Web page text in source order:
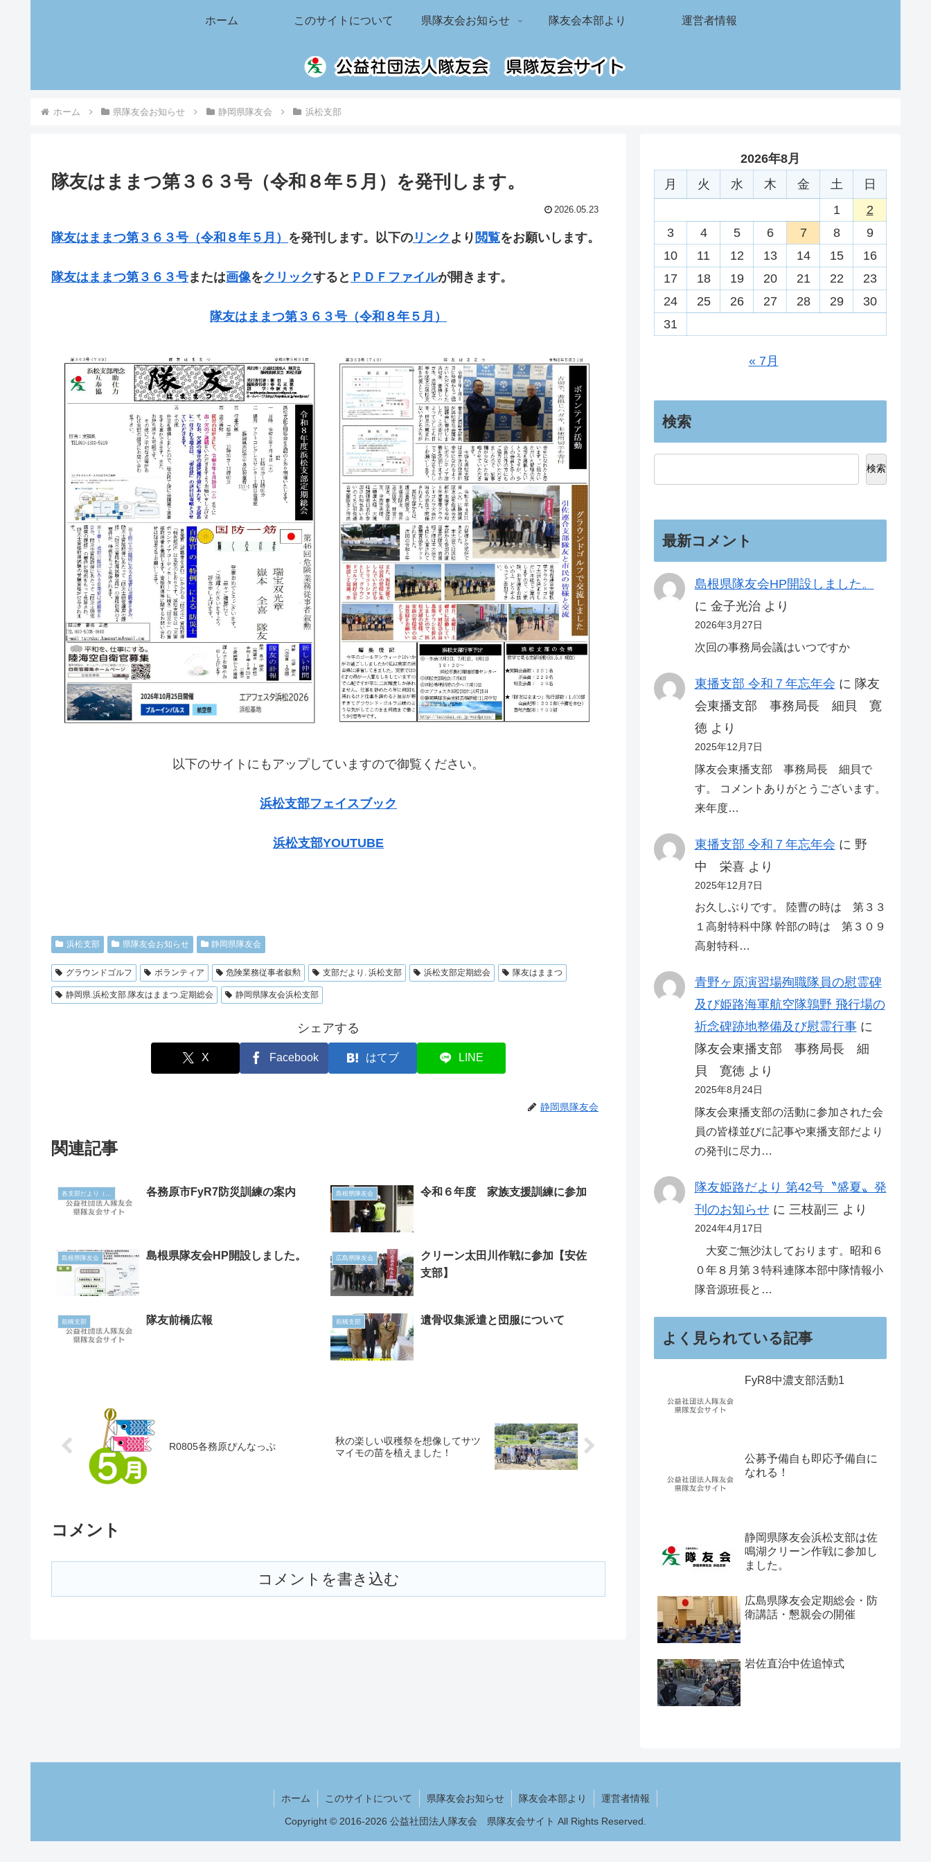
ホーム このサイトについて 県隊友会お知らせ 隊友会本部より 運営者情報
ホーム 県隊友会お知らせ 静岡県隊友会 浜松支部
隊友はままつ第３６３号（令和８年５月）を発刊します。
2026.05.23
隊友はままつ第３６３号（令和８年５月） を発刊します。以下の リンク より 閲覧をお願いします。
隊友はままつ第３６３号または画像をクリックすると ＰＤＦファイルが開きます。
隊友はままつ第３６３号（令和８年５ 月）
以下のサイトにもアップしていますので御覧ください。
浜松支部フェイスブック
浜松支部YOUTUBE
浜松支部 県隊友会お知らせ 静岡県隊友会
グラウンドゴルフ ボランティア 危険業務従事者叙勲 支部だより. 浜松支部 浜松支部定期総会 隊友はままつ
静岡県.浜松支部.隊友はままつ.定期総会 静岡県隊友会浜松支部
シェアする
X Facebook はてブ LINE
静岡県隊友会
関連記事
各支部だより（岐阜） 各務原市FyR7防災訓練の案内 島根県隊友会 令和６年度 家族支援訓練に参加
島根県隊友会 島根県隊友会HP開設しました。 広島県隊友会
クリーン太田川作戦に参加【安佐
支部】
前橋支部 隊友前橋広報 前橋支部 遺骨収集派遣と団服について
R0805各務原ぴんなっぷ
秋の楽しい収穫祭を想像してサツ
マイモの苗を植えました！
コメント
コメントを書き込む
2026年8月
月
火 水 木 金 土
日
1
2
3
4 5 6 7 8
9
10
11 12 13 14 15
16
17
18 19 20 21 22
23
24
25 26 27 28 29
30
31
« 7月
検索
検索
最新コメント
島根県隊友会HP開設しました。
に 金子光治より
2026年3月27日
次回の事務局会議はいつですか
東播支部 令和７年忘年会 に 隊友
会東播支部 事務局長 細貝 寛
徳より
2025年12月7日
隊友会東播支部 事務局長 細貝で
す。 コメントありがとうございます。
来年度…
東播支部 令和７年忘年会 に 野
中 栄喜より
2025年12月7日
お久しぶりです。 陸曹の時は 第３３
１高射特科中隊 幹部の時は 第３０９
高射特科…
青野ヶ原演習場殉職隊員の慰霊碑
及び姫路海軍航空隊鶉野 飛行場の
祈念碑跡地整備及び慰霊行事に
隊友会東播支部 事務局長 細
貝 寛徳より
2025年8月24日
隊友会東播支部の活動に参加された会
員の皆様並びに記事や東播支部だより
の発刊に尽力…
隊友姫路だより 第42号〝盛夏〟発
刊のお知らせに 三枝副三 より
2024年4月17日
大変ご無沙汰しております。昭和６
０年８月第３特科連隊本部中隊情報小
隊音源班長と…
よく見られている記事
FyR8中濃支部活動1
公募予備自も即応予備自に
なれる！
静岡県隊友会浜松支部は佐
鳴湖クリーン作戦に参加し
ました。
広島県隊友会定期総会・防
衛講話・懇親会の開催
岩佐直治中佐追悼式
ホーム このサイトについて 県隊友会お知らせ 隊友会本部より 運営者情報
Copyright © 2016-2026 公益社団法人隊友会 県隊友会サイト All Rights Reserved.